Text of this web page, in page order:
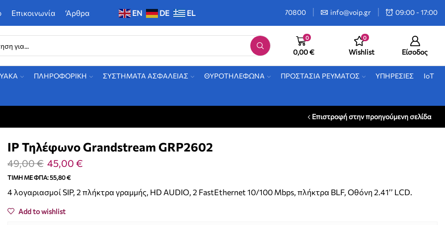
Επικοινωνία ‘Αρθρα EN DE EL 2106470800 info@voip.gr 09:00 - 17:00
0
0,00€
0
Wishlist Είσοδος
ΠΛΗΡΟΦΟΡΙΚΗ ΣΥΣΤΗΜΑΤΑ ΑΣΦΑΛΕΙΑΣ ΘΥΡΟΤΗΛΕΦΩΝΑ ΠΡΟΣΤΑΣΙΑ ΡΕΥΜΑΤΟΣ ΥΠΗΡΕΣΙΕΣ IoT
Επιστροφή στην προηγούμενη σελίδα
IP Τηλέφωνο Grandstream GRP2602
49,00€ 45,00 €
ΤΙΜΉ ΜΕ ΦΠΑ:55,80€
4 λογαριασμοί SIP, 2 πλήκτρα γραμμής, HD AUDIO, 2 FastEthernet 10/100 Mbps, πλήκτρα BLF, Οθόνη 2.41’’ LCD.
Add to wishlist